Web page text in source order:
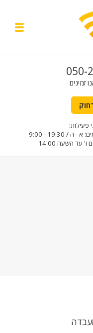
050-
זמינים
פעילות:
א - ה / 19:30 - 9:00
ו' עד השעה 14:00